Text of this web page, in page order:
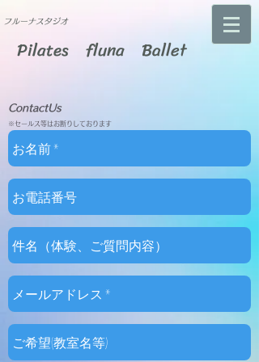
Pilates fluna Ballet
​フルーナスタジオ
​ContactUs
※セールス等はお断りしております